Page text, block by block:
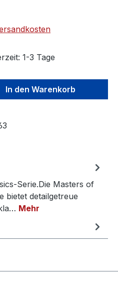
1-3 Tage
den
In den Warenkorb
Serie.Die Masters of
bietet detailgetreue
Mehr